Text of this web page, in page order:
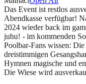
Das Event ist restlos
Abendkasse verfügbar!
2024 wieder back im
juhu! - im kommenden
Poolbar-Fans wissen:
dreistimmigen
Hymnen magische und
Die Wiese wird